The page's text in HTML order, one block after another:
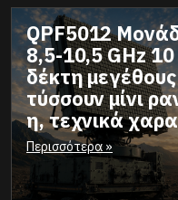
QPF5012
8,5-10,5 GHz
δέκτη
τύσσουν μίνι
η, τεχνικά
από τον Μπομπ
ρει από
εκτρονικές
Περισσότερα »